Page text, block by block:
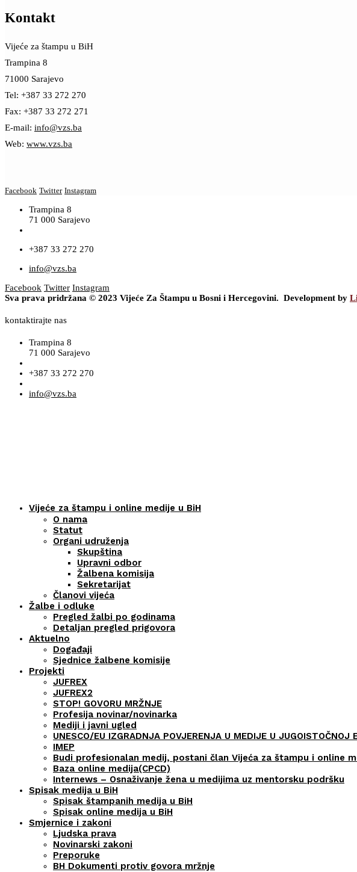
Kontakt
Vijeće za štampu u BiH
Trampina 8
71000 Sarajevo
Tel: +387 33 272 270
Fax: +387 33 272 271
E-mail: info@vzs.ba
Web: www.vzs.ba
Facebook Twitter Instagram
Trampina 8
71 000 Sarajevo
+387 33 272 270
info@vzs.ba
Facebook Twitter Instagram
Sva prava pridržana © 2023 Vijeće Za Štampu u Bosni i Hercegovini. Development by
kontaktirajte nas
Trampina 8
71 000 Sarajevo
+387 33 272 270
info@vzs.ba
Vijeće za štampu i online medije u BiH
O nama
Statut
Organi udruženja
Skupština
Upravni odbor
Žalbena komisija
Sekretarijat
Članovi vijeća
Žalbe i odluke
Pregled žalbi po godinama
Detaljan pregled prigovora
Aktuelno
Događaji
Sjednice žalbene komisije
Projekti
JUFREX
JUFREX2
STOP! GOVORU MRŽNJE
Profesija novinar/novinarka
Mediji i javni ugled
UNESCO/EU IZGRADNJA POVJERENJA U MEDIJE U JUGOISTOČNOJ
IMEP
Budi profesionalan medij, postani član Vijeća za štampu i online
Baza online medija(CPCD)
Internews – Osnaživanje žena u medijima uz mentorsku podršku
Spisak medija u BiH
Spisak štampanih medija u BiH
Spisak online medija u BiH
Smjernice i zakoni
Ljudska prava
Novinarski zakoni
Preporuke
BH Dokumenti protiv govora mržnje